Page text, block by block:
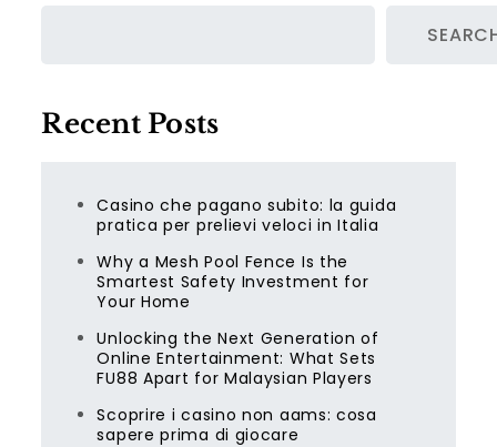
Recent Posts
Casino che pagano subito: la guida
pratica per prelievi veloci in Italia
Why a Mesh Pool Fence Is the
Smartest Safety Investment for
Your Home
Unlocking the Next Generation of
Online Entertainment: What Sets
FU88 Apart for Malaysian Players
Scoprire i casino non aams: cosa
sapere prima di giocare